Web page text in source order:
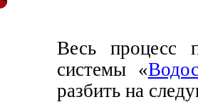
Весь процесс
системы «
разбить на